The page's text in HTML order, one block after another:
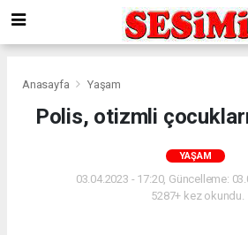
Anasayfa Yaşam
Polis, otizmli
YAŞAM
03.04.2023 - 17:20, Güncelleme:
5287+ kez okundu.